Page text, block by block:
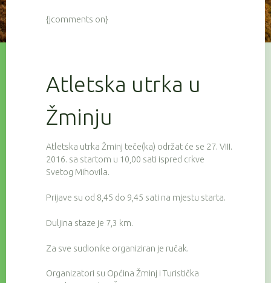
{jcomments on}
Atletska utrka u
Žminju
Atletska utrka Žminj teče(ka) održat će se 27. VIII.
2016. sa startom u 10,00 sati ispred crkve
Svetog Mihovila.
Prijave su od 8,45 do 9,45 sati na mjestu starta.
Duljina staze je 7,3 km.
Za sve sudionike organiziran je ručak.
Organizatori su Općina Žminj i Turistička